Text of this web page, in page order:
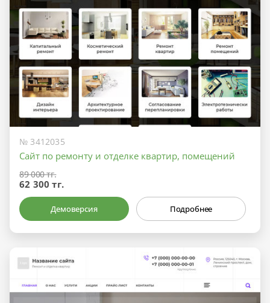
№ 3412035
Сайт по ремонту и отделке квартир, помещений
89 000 тг.
62 300 тг.
Демоверсия Подробнее